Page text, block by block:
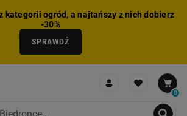
kategorii ogród, a najtańszy z nich dobierz
-30%
SPRAWDŹ
0